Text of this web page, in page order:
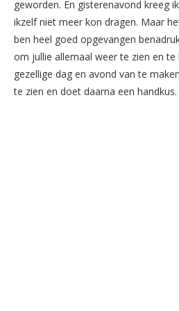
geworden. En gisterenavond kreeg
ikzelf niet meer kon dragen. Maar
ben heel goed opgevangen
om jullie allemaal weer te zien en te
gezellige dag en avond van te
te zien en doet daarna een